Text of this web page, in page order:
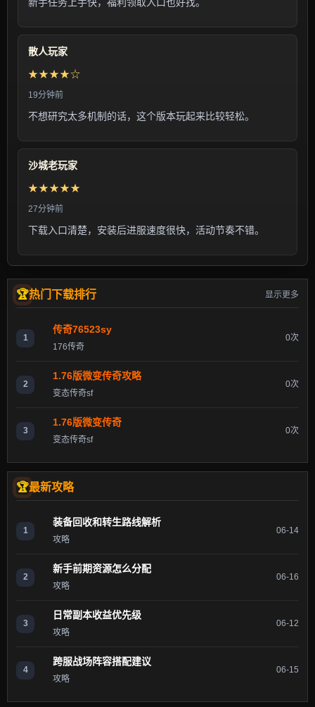
散人玩家
★★★★☆
19分钟前
不想研究太多机制的话，这个版本玩起来比较轻松。
沙城老玩家
★★★★★
27分钟前
下载入口清楚，安装后进服速度很快，活动节奏不错。
热门下载排行 显示更多
1
传奇76523sy
176传奇
0次
2
1.76版微变传奇攻略
变态传奇sf
0次
3
1.76版微变传奇
变态传奇sf
0次
最新攻略
1
装备回收和转生路线解析
攻略
06-14
2
新手前期资源怎么分配
攻略
06-16
3
日常副本收益优先级
攻略
06-12
4
跨服战场阵容搭配建议
攻略
06-15